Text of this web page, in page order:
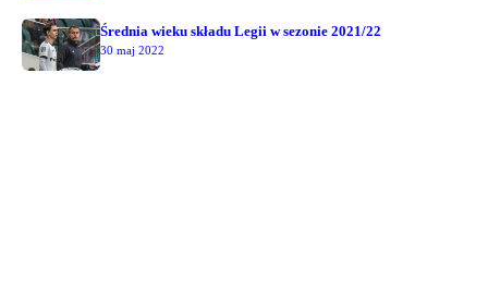
Średnia wieku składu Legii w sezonie 2021/22
30 maj 2022